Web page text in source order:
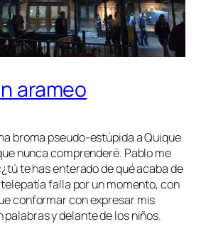
arameo
broma pseudo-estúpida a Quique
nunca comprenderé. Pablo me
te has enterado de qué acaba de
falla por un momento, con
conformar con expresar mis
y delante de los niños.